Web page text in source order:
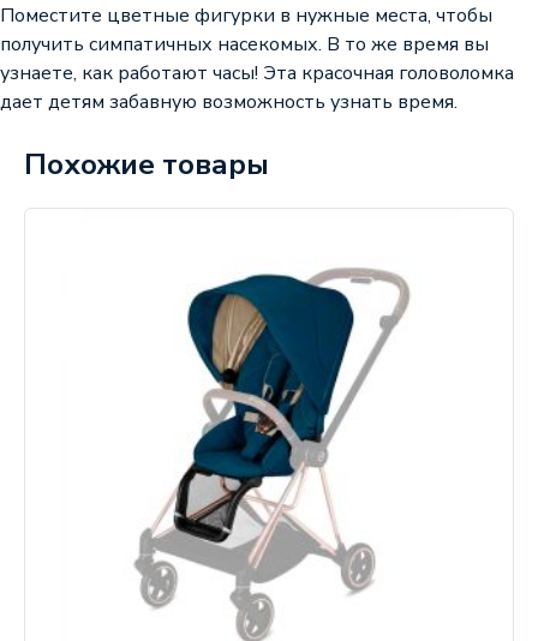
Поместите цветные фигурки в нужные места, чтобы
получить симпатичных насекомых. В то же время вы
узнаете, как работают часы! Эта красочная головоломка
дает детям забавную возможность узнать время.
Похожие товары